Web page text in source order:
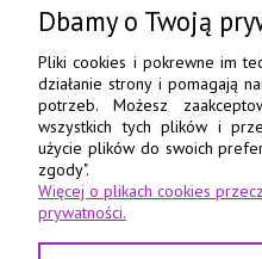
85-
52
e-
Dbamy o Twoją
Pliki cookies i pokrewne im
działanie strony i pomagają
potrzeb. Możesz
wszystkich tych plików i
użycie plików do swoich
zgody".
Więcej o plikach cookies
prywatności.